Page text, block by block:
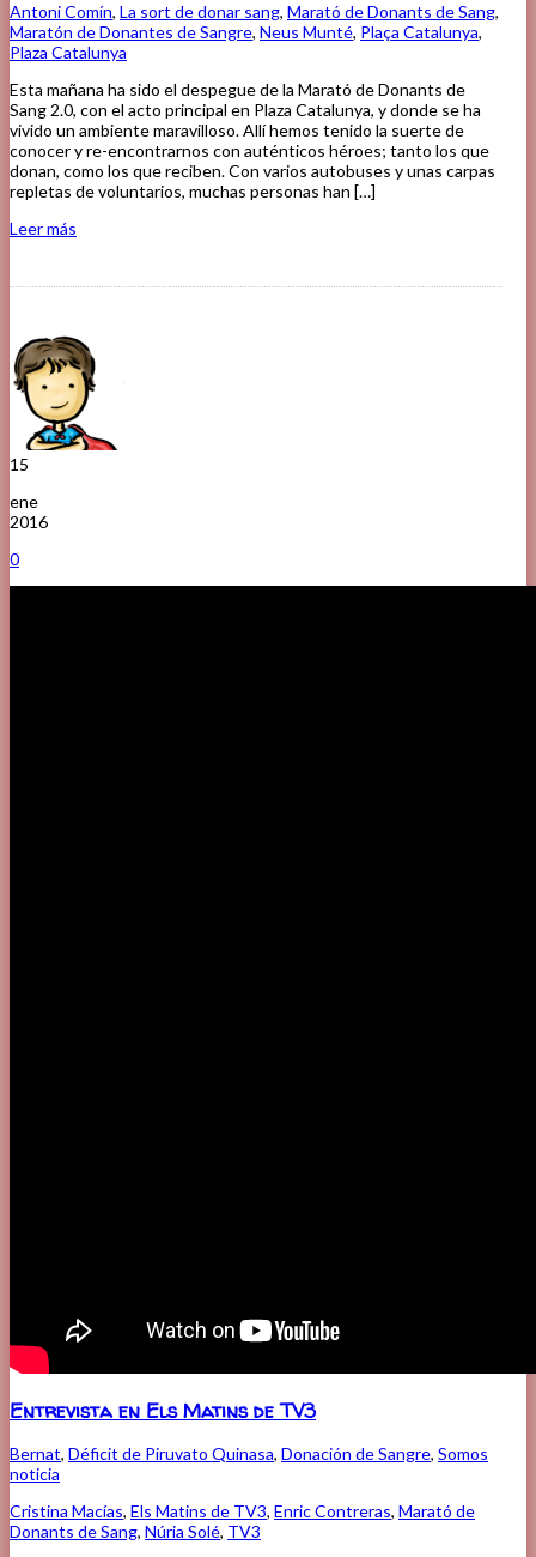
Antoni Comín, La sort de donar sang, Marató de Donants de Sang,
Maratón de Donantes de Sangre, Neus Munté, Plaça Catalunya,
Plaza Catalunya
Esta mañana ha sido el despegue de la Marató de Donants de
Sang 2.0, con el acto principal en Plaza Catalunya, y donde se ha
vivido un ambiente maravilloso. Allí hemos tenido la suerte de
conocer y re-encontrarnos con auténticos héroes; tanto los que
donan, como los que reciben. Con varios autobuses y unas carpas
repletas de voluntarios, muchas personas han […]
Leer más
15
ene
2016
0
Entrevista en Els Matins de TV3
Bernat, Déficit de Piruvato Quinasa, Donación de Sangre, Somos
noticia
Cristina Macías, Els Matins de TV3, Enric Contreras, Marató de
Donants de Sang, Núria Solé, TV3